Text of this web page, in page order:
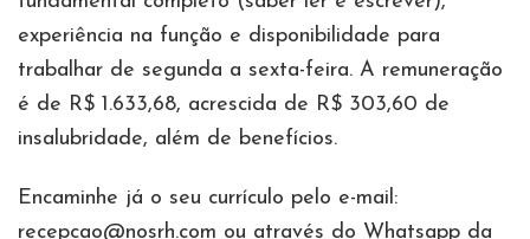
experiência na função e disponibilidade para
trabalhar de segunda a sexta-feira. A remuneração
é de R$ 1.633,68, acrescida de R$ 303,60 de
insalubridade, além de benefícios.
Encaminhe já o seu currículo pelo e-mail:
recepcao@nosrh.com ou através do Whatsapp da